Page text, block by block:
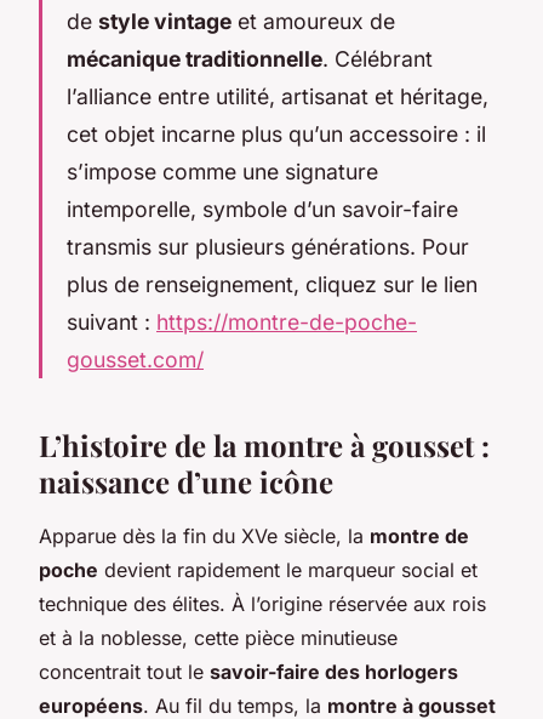
de style vintage et amoureux de
mécanique traditionnelle. Célébrant
l’alliance entre utilité, artisanat et héritage,
cet objet incarne plus qu’un accessoire : il
s’impose comme une signature
intemporelle, symbole d’un savoir-faire
transmis sur plusieurs générations. Pour
plus de renseignement, cliquez sur le lien
suivant : https://montre-de-poche-
gousset.com/
L’histoire de la montre à gousset :
naissance d’une icône
Apparue dès la fin du XVe siècle, la montre de
poche devient rapidement le marqueur social et
technique des élites. À l’origine réservée aux rois
et à la noblesse, cette pièce minutieuse
concentrait tout le savoir-faire des horlogers
européens. Au fil du temps, la montre à gousset